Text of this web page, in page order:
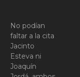
No podían
faltar a la cita
Jacinto
Esteva ni
Joaquín